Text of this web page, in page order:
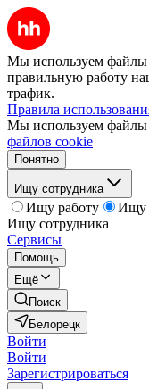
Мы используем файлы
правильную работу
трафик.
Правила
Мы используем файлы
файлов cookie
Понятно
Ищу сотрудника
Ищу работу
Ищу
Ищу сотрудника
Сервисы
Помощь
Ещё
Поиск
Белорецк
Войти
Войти
Зарегистрироваться